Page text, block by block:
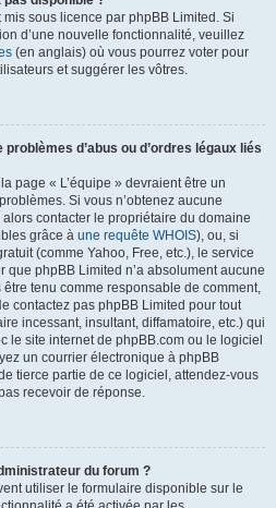
sous licence par phpBB Limited. Si
d’une nouvelle fonctionnalité, veuillez
(en anglais) où vous pourrez voter pour
et suggérer les vôtres.
d’abus ou d’ordres légaux liés
page « L’équipe » devraient être un
Si vous n’obtenez aucune
contacter le propriétaire du domaine
grâce à une requête WHOIS), ou, si
(comme Yahoo, Free, etc.), le service
que phpBB Limited n’a absolument aucune
tenu comme responsable de comment,
contactez pas phpBB Limited pour tout
incessant, insultant, diffamatoire, etc.) qui
le site internet de phpBB.com ou le logiciel
un courrier électronique à phpBB
tierce partie de ce logiciel, attendez-vous
recevoir de réponse.
du forum ?
utiliser le formulaire disponible sur le